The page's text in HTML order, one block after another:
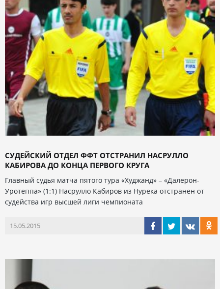
СУДЕЙСКИЙ ОТДЕЛ ФФТ ОТСТРАНИЛ НАСРУЛЛО
КАБИРОВА ДО КОНЦА ПЕРВОГО КРУГА
Главный судья матча пятого тура «Худжанд» – «Далерон-
Уротеппа» (1:1) Насрулло Кабиров из Нурека отстранен от
судейства игр высшей лиги чемпионата
15.05.2015